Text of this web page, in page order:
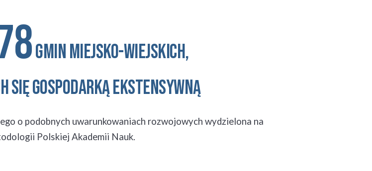
GMIN MIEJSKO-WIEJSKICH,
SIĘ GOSPODARKĄ EKSTENSYWNĄ
o podobnych uwarunkowaniach rozwojowych wydzielona na
Polskiej Akademii Nauk.